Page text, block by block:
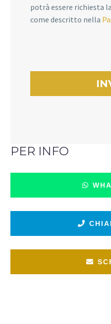
potrà essere richiesta
come descritto nella
PER INFO